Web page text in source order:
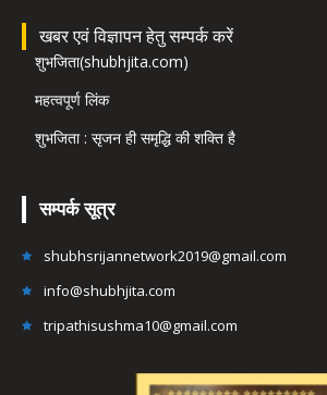
खबर एवं विज्ञापन हेतु सम्पर्क करें
शुभजिता(shubhjita.com)
महत्वपूर्ण लिंक
शुभजिता : सृजन ही समृद्धि की शक्ति है
सम्पर्क सूत्र
shubhsrijannetwork2019@gmail.com
info@shubhjita.com
tripathisushma10@gmail.com